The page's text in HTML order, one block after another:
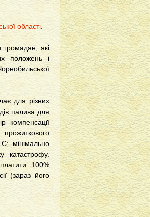
області.
громадян, які
положень і
для різних
палива для
компенсації
мінімально
катастрофу.
100%
(зараз його